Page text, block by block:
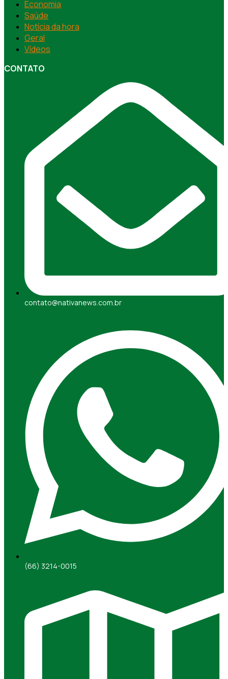
Economia
Saúde
Notícia da hora
Geral
Vídeos
CONTATO
contato@nativanews.com.br
(66) 3214-0015